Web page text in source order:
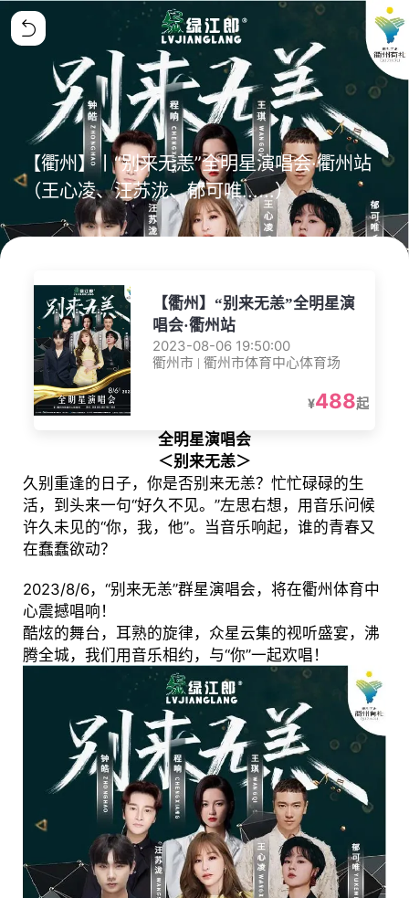
【衢州】丨“别来无恙”全明星演唱会·衢州站
（王心凌、汪苏泷、郁可唯......）
【衢州】“别来无恙”全明星演
唱会·衢州站
2023-08-06 19:50:00
衢州市 | 衢州市体育中心体育场
¥488起
全明星演唱会
＜别来无恙＞
久别重逢的日子，你是否别来无恙？忙忙碌碌的生
活，到头来一句“好久不见。”左思右想，用音乐问候
许久未见的“你，我，他”。当音乐响起，谁的青春又
在蠢蠢欲动？
2023/8/6，“别来无恙”群星演唱会，将在衢州体育中
心震撼唱响！
酷炫的舞台，耳熟的旋律，众星云集的视听盛宴，沸
腾全城，我们用音乐相约，与“你”一起欢唱！